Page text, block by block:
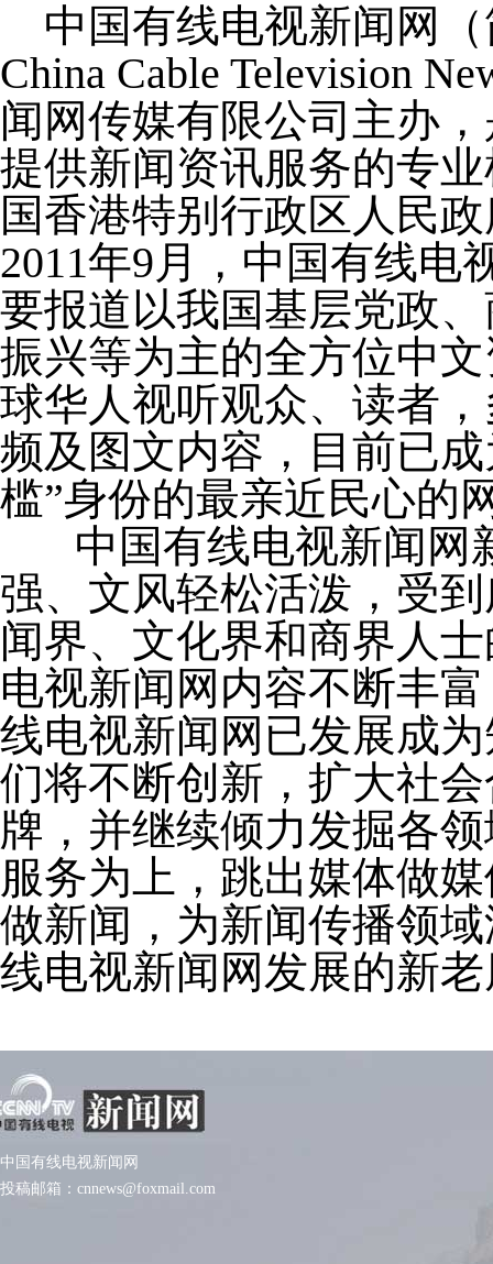
中国有线电视新闻网（
China Cable Television
闻网传媒有限公司主办
提供新闻资讯服务的专
国香港特别行政区人民
2011年9月，中国有线电
要报道以我国基层党政
振兴等为主的全方位中
球华人视听观众、读者
频及图文内容，目前已
槛”身份的最亲近民心的
中国有线电视新闻网
强、文风轻松活泼，受
闻界、文化界和商界人
电视新闻网内容不断丰
线电视新闻网已发展成
们将不断创新，扩大社
牌，并继续倾力发掘各
服务为上，跳出媒体做
做新闻，为新闻传播领
线电视新闻网发展的新
中国有线电视新闻网
投稿邮箱：cnnews@foxmail.com